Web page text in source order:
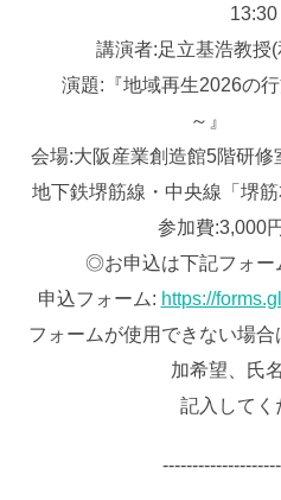
13:30
講演者:足立基浩教授
演題:『地域再生2026の
～
会場:大阪産業創造館5階研
地下鉄堺筋線・中央線「堺
参加費:3,000
◎お申込は下記フォー
申込フォーム: https://
フォームが使用できない場
加希望、氏
記入してく